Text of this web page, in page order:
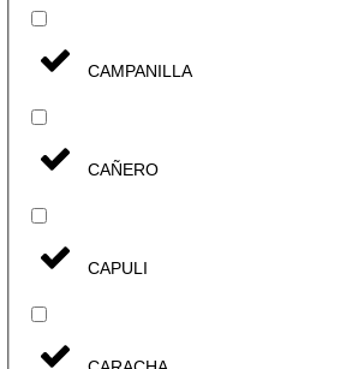
CAMPANILLA
CAÑERO
CAPULI